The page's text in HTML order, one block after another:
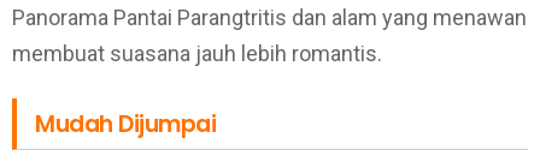
Panorama Pantai Parangtritis dan alam yang menawan
membuat suasana jauh lebih romantis.
Mudah Dijumpai